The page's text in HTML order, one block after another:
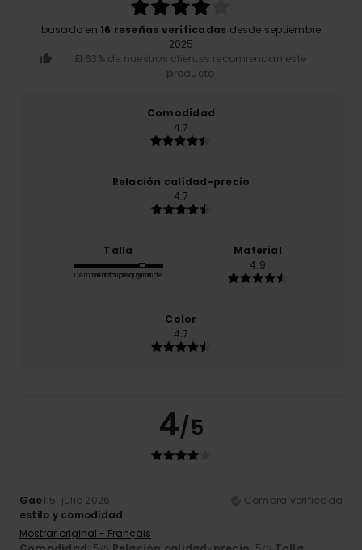
basado en 16 reseñas verificadas desde septiembre
2025
El 63% de nuestros clientes recomiendan este
producto
Comodidad
4.7
Relación calidad-precio
4.7
Talla
Demasiado pequeño
Demasiado grande
Material
4.9
Color
4.7
4/5
Gael15. julio 2026
Compra verificada
estilo y comodidad
Mostrar original - Français